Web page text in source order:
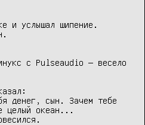
и услышал шипение.
с Pulseaudio — весело
денег, сын. Зачем тебе
целый океан...